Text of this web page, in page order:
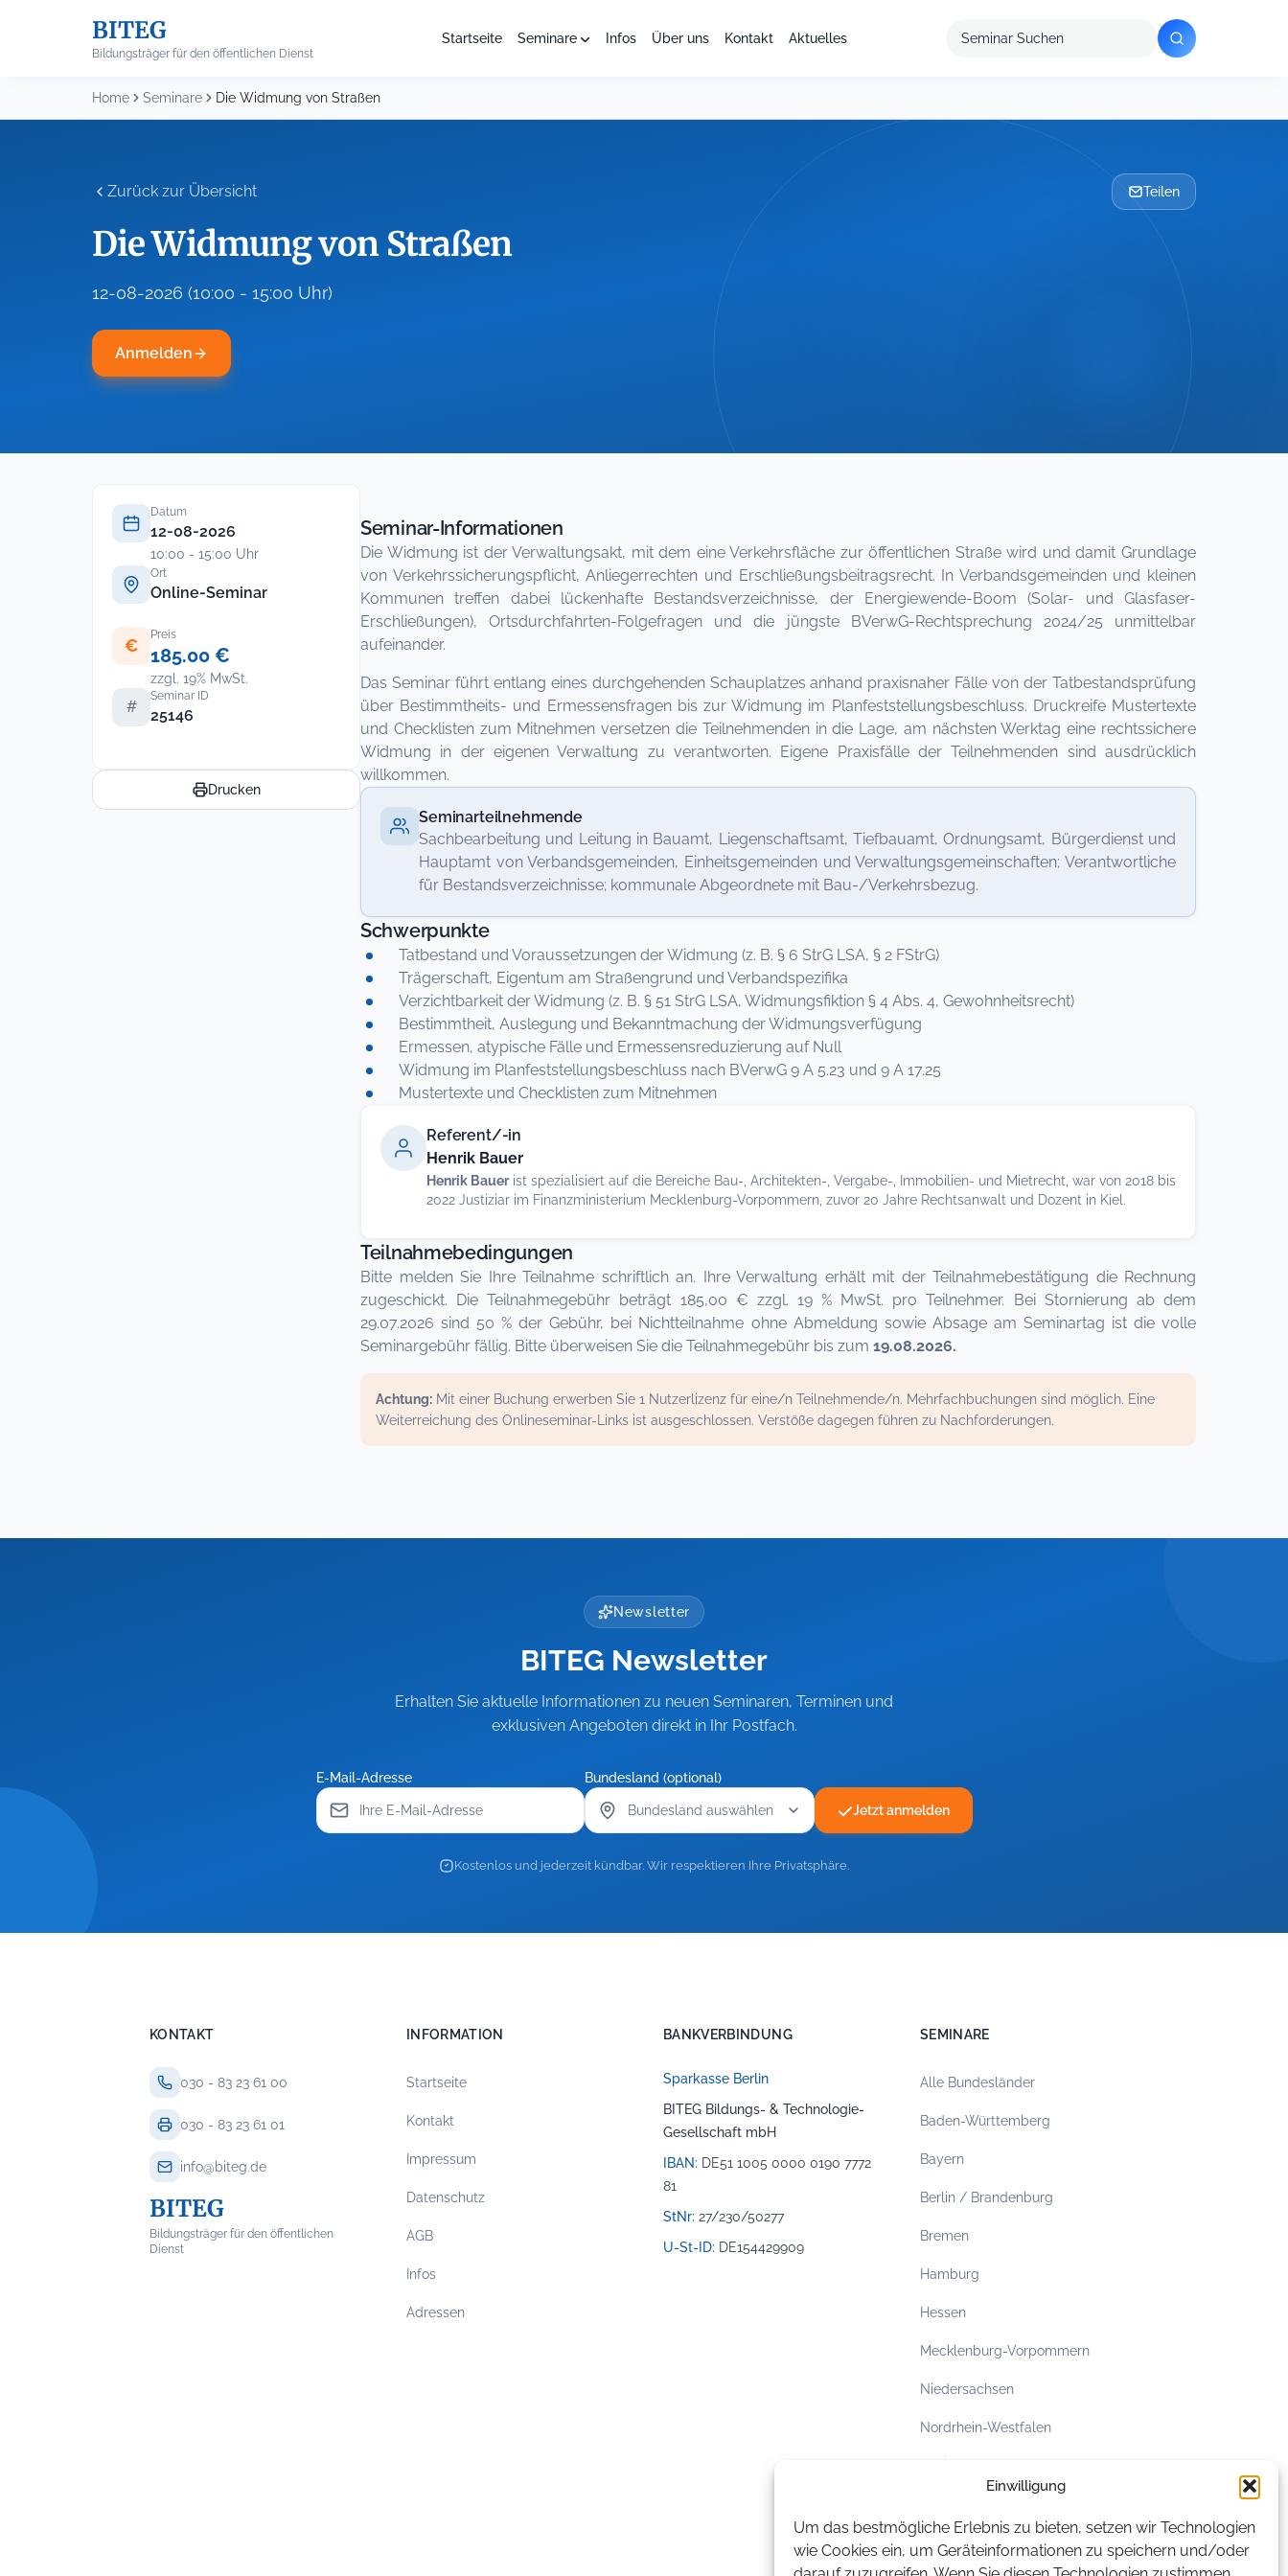
Einwilligung
Um das bestmögliche Erlebnis zu bieten, setzen wir Technologien
wie Cookies ein, um Geräteinformationen zu speichern und/oder
BITEG
Bildungsträger für den öffentlichen Dienst
Startseite Seminare Infos Über uns Kontakt Aktuelles
Seminar
Home Seminare Die Widmung von Straßen
Zurück zur Übersicht Teilen
Die Widmung von Straßen
12-08-2026 (10:00 - 15:00 Uhr)
Anmelden
Datum
12-08-2026
10:00 - 15:00 Uhr
Ort
Online-Seminar
€
Preis
185.00 €
zzgl. 19% MwSt.
#
Seminar ID
25146
Drucken
Seminar-Informationen
Die Widmung ist der Verwaltungsakt, mit dem eine Verkehrsfläche zur öffentlichen Straße wird und damit Grundlage
von Verkehrssicherungspflicht, Anliegerrechten und Erschließungsbeitragsrecht. In Verbandsgemeinden und kleinen
Kommunen treffen dabei lückenhafte Bestandsverzeichnisse, der Energiewende-Boom (Solar- und Glasfaser-
Erschließungen), Ortsdurchfahrten-Folgefragen und die jüngste BVerwG-Rechtsprechung 2024/25 unmittelbar
aufeinander.
Das Seminar führt entlang eines durchgehenden Schauplatzes anhand praxisnaher Fälle von der Tatbestandsprüfung
über Bestimmtheits- und Ermessensfragen bis zur Widmung im Planfeststellungsbeschluss. Druckreife Mustertexte
und Checklisten zum Mitnehmen versetzen die Teilnehmenden in die Lage, am nächsten Werktag eine rechtssichere
Widmung in der eigenen Verwaltung zu verantworten. Eigene Praxisfälle der Teilnehmenden sind ausdrücklich
willkommen.
Seminarteilnehmende
Sachbearbeitung und Leitung in Bauamt, Liegenschaftsamt, Tiefbauamt, Ordnungsamt, Bürgerdienst und
Hauptamt von Verbandsgemeinden, Einheitsgemeinden und Verwaltungsgemeinschaften; Verantwortliche
für Bestandsverzeichnisse; kommunale Abgeordnete mit Bau-/Verkehrsbezug.
Schwerpunkte
Tatbestand und Voraussetzungen der Widmung (z. B. § 6 StrG LSA, § 2 FStrG)
Trägerschaft, Eigentum am Straßengrund und Verbandspezifika
Verzichtbarkeit der Widmung (z. B. § 51 StrG LSA, Widmungsfiktion § 4 Abs. 4, Gewohnheitsrecht)
Bestimmtheit, Auslegung und Bekanntmachung der Widmungsverfügung
Ermessen, atypische Fälle und Ermessensreduzierung auf Null
Widmung im Planfeststellungsbeschluss nach BVerwG 9 A 5.23 und 9 A 17.25
Mustertexte und Checklisten zum Mitnehmen
Referent/-in
Henrik Bauer
Henrik Bauerist spezialisiert auf die Bereiche Bau-, Architekten-, Vergabe-, Immobilien- und Mietrecht, war von 2018 bis
2022 Justiziar im Finanzministerium Mecklenburg-Vorpommern, zuvor 20 Jahre Rechtsanwalt und Dozent in Kiel.
Teilnahmebedingungen
Bitte melden Sie Ihre Teilnahme schriftlich an. Ihre Verwaltung erhält mit der Teilnahmebestätigung die Rechnung
zugeschickt. Die Teilnahmegebühr beträgt 185,00 € zzgl. 19 % MwSt. pro Teilnehmer. Bei Stornierung ab dem
29.07.2026 sind 50 % der Gebühr, bei Nichtteilnahme ohne Abmeldung sowie Absage am Seminartag ist die volle
Seminargebühr fällig. Bitte überweisen Sie die Teilnahmegebühr bis zum 19.08.2026.
Achtung: Mit einer Buchung erwerben Sie 1 Nutzerlizenz für eine/n Teilnehmende/n. Mehrfachbuchungen sind möglich. Eine
Weiterreichung des Onlineseminar-Links ist ausgeschlossen. Verstöße dagegen führen zu Nachforderungen.
Newsletter
BITEG Newsletter
Erhalten Sie aktuelle Informationen zu neuen Seminaren, Terminen und
exklusiven Angeboten direkt in Ihr Postfach.
E-Mail-Adresse Bundesland (optional)
Jetzt anmelden
Kostenlos und jederzeit kündbar. Wir respektieren Ihre Privatsphäre.
KONTAKT
030 - 83 23 61 00
030 - 83 23 61 01
info@biteg.de
BITEG
Bildungsträger für den öffentlichen
Dienst
INFORMATION
Startseite
Kontakt
Impressum
Datenschutz
AGB
Infos
Adressen
BANKVERBINDUNG
Sparkasse Berlin
BITEG Bildungs- & Technologie-
Gesellschaft mbH
IBAN: DE51 1005 0000 0190 7772
81
StNr: 27/230/50277
U-St-ID: DE154429909
SEMINARE
Alle Bundesländer
Baden-Württemberg
Bayern
Berlin / Brandenburg
Bremen
Hamburg
Hessen
Mecklenburg-Vorpommern
Niedersachsen
Nordrhein-Westfalen
Sachsen